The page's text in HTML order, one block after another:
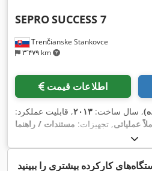
Trenčianske Stankovce
۳٬۴۷۹ km
SEPROSUCCESS 7
اطلاعات قیمت
, سال ساخت: ۲۰۱۳, قابلیت عملکرد:
عملیاتی, تجهیزات: مستندات / راهنما
کارکرده بیشتری را ببینید